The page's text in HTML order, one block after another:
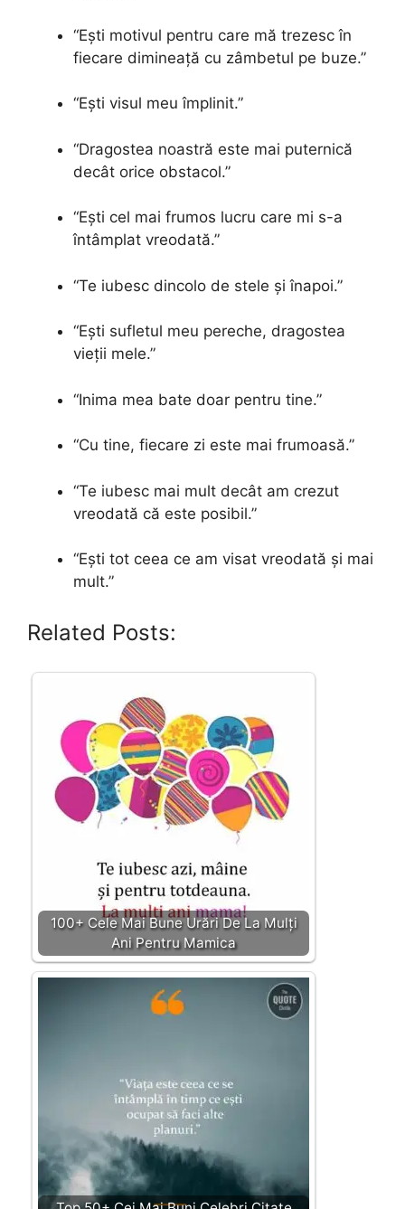
“Ești motivul pentru care mă trezesc în
fiecare dimineață cu zâmbetul pe buze.”
“Ești visul meu împlinit.”
“Dragostea noastră este mai puternică
decât orice obstacol.”
“Ești cel mai frumos lucru care mi s-a
întâmplat vreodată.”
“Te iubesc dincolo de stele și înapoi.”
“Ești sufletul meu pereche, dragostea
vieții mele.”
“Inima mea bate doar pentru tine.”
“Cu tine, fiecare zi este mai frumoasă.”
“Te iubesc mai mult decât am crezut
vreodată că este posibil.”
“Ești tot ceea ce am visat vreodată și mai
mult.”
Related Posts:
100+ Cele Mai Bune Urări De La Mulți
Ani Pentru Mamica